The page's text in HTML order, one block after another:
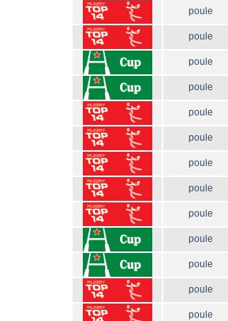
poule
poule
poule
poule
poule
poule
poule
poule
poule
poule
poule
poule
poule